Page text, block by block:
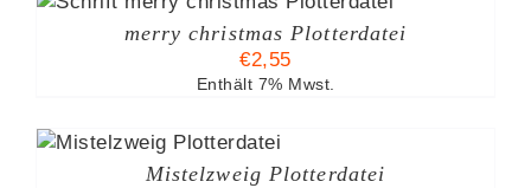
merry christmas Plotterdatei
€2,55
Enthält 7% Mwst.
Mistelzweig Plotterdatei